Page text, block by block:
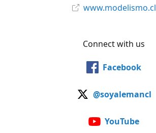
www.modelismo.cl
Connect with us
Facebook
@soyalemancl
YouTube